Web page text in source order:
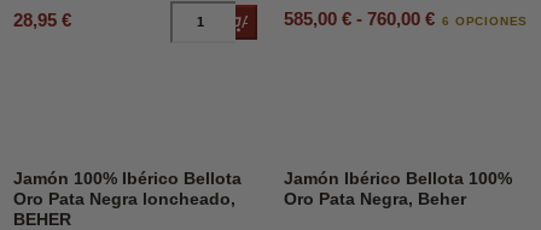
28,95 € Añadir al carrito
585,00 € - 760,00 € 6 OPCIONES
Jamón 100% Ibérico Bellota
Oro Pata Negra loncheado,
BEHER
Jamón Ibérico Bellota 100%
Oro Pata Negra, Beher